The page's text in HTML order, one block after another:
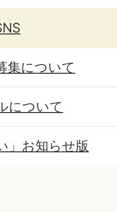
集について
について
」お知らせ版